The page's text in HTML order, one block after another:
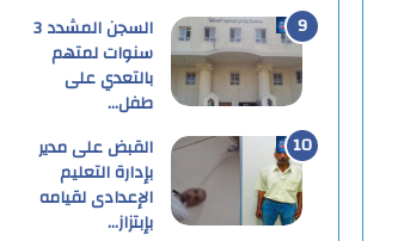
السجن المشدد 3
سنوات لمتهم
بالتعدي على
طفل…
القبض على مدير
بإدارة التعليم
الإعدادى لقيامه
بإبتزاز…